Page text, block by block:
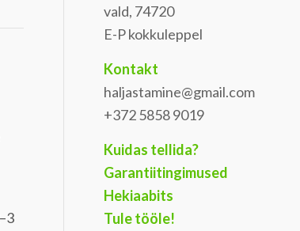
vald, 74720
E-P kokkuleppel
Kontakt
haljastamine@gmail.com
+372 5858 9019
Kuidas tellida?
Garantiitingimused
Hekiaabits
Tule tööle!